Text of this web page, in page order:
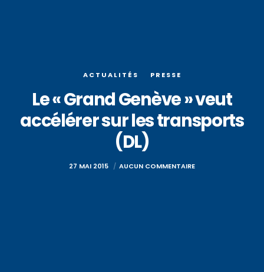
ACTUALITÉS PRESSE
Le « Grand Genève » veut
accélérer sur les transports
(DL)
27 MAI 2015 AUCUN COMMENTAIRE